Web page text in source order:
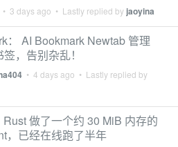
• 3 days ago • Lastly replied by jaoyina
： AI Bookmark Newtab 管理
，告别杂乱！
• 4 days ago • Lastly replied by
做了一个约 30 MiB 内存的
，已经在线跑了半年